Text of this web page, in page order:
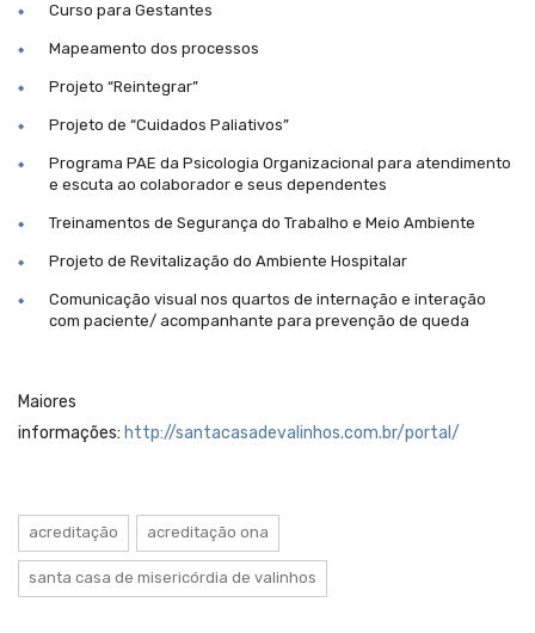
Curso para Gestantes
Mapeamento dos processos
Projeto “Reintegrar”
Projeto de “Cuidados Paliativos”
Programa PAE da Psicologia Organizacional para atendimento
e escuta ao colaborador e seus dependentes
Treinamentos de Segurança do Trabalho e Meio Ambiente
Projeto de Revitalização do Ambiente Hospitalar
Comunicação visual nos quartos de internação e interação
com paciente/ acompanhante para prevenção de queda
Maiores
informações: http://santacasadevalinhos.com.br/portal/
acreditação acreditação ona
santa casa de misericórdia de valinhos